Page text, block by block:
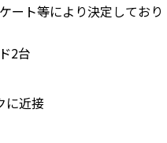
ート等により決定しており
2台
に近接